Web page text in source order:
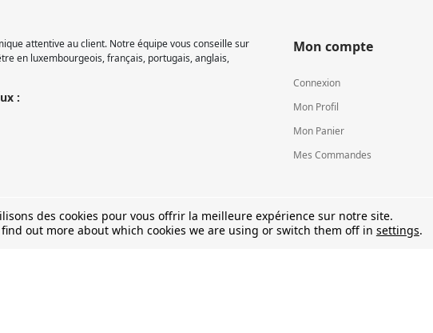
attentive au client. Notre équipe vous conseille sur
en luxembourgeois, français, portugais, anglais,
:
Mon compte
Connexion
Mon Profil
Mon Panier
Mes Commandes
des cookies pour vous offrir la meilleure expérience sur notre site.
find out more about which cookies we are using or switch them off in settings.